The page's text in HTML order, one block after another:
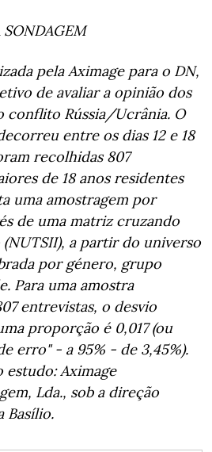
pela Aximage para o DN,
de avaliar a opinião dos
conflito Rússia/Ucrânia. O
entre os dias 12 e 18
recolhidas 807
de 18 anos residentes
uma amostragem por
de uma matriz cruzando
a partir do universo
por género, grupo
Para uma amostra
entrevistas, o desvio
proporção é 0,017 (ou
erro" - a 95% - de 3,45%).
estudo: Aximage
Lda., sob a direção
Basílio.